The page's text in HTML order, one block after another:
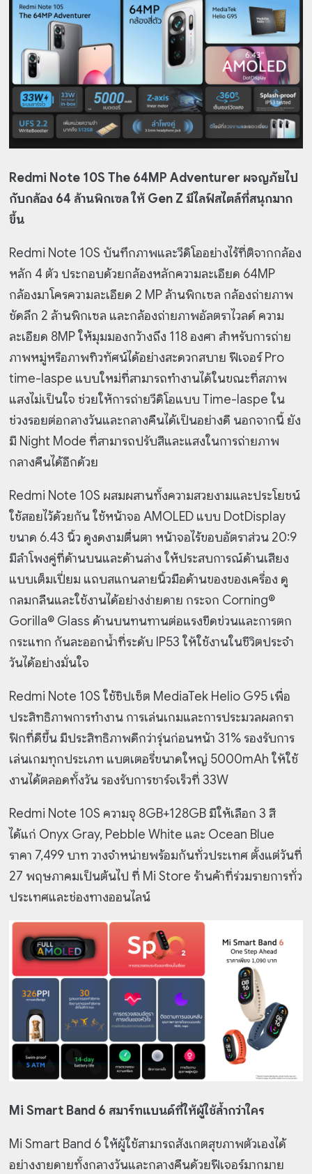
Redmi Note 10S The 64MP Adventurer ผจญภัยไป
กับกล้อง 64 ล้านพิกเซล ให้ Gen Z มีไลฟ์สไตล์ที่สนุกมาก
ขึ้น
Redmi Note 10S บันทึกภาพและวีดิโออย่างไร้ที่ติจากกล้อง
หลัก 4 ตัว ประกอบด้วยกล้องหลักความละเอียด 64MP
กล้องมาโครความละเอียด 2 MP ล้านพิกเซล กล้องถ่ายภาพ
ชัดลึก 2 ล้านพิกเซล และกล้องถ่ายภาพอัลตราไวลด์ ความ
ละเอียด 8MP ให้มุมมองกว้างถึง 118 องศา สำหรับการถ่าย
ภาพหมู่หรือภาพทิวทัศน์ได้อย่างสะดวกสบาย ฟีเจอร์ Pro
time-laspe แบบใหม่ที่สามารถทำงานได้ในขณะที่สภาพ
แสงไม่เป็นใจ ช่วยให้การถ่ายวีดิโอแบบ Time-laspe ใน
ช่วงรอยต่อกลางวันและกลางคืนได้เป็นอย่างดี นอกจากนี้ ยัง
มี Night Mode ที่สามารถปรับสีและแสงในการถ่ายภาพ
กลางคืนได้อีกด้วย
Redmi Note 10S ผสมผสานทั้งความสวยงามและประโยชน์
ใช้สอยไว้ด้วยกัน ใช้หน้าจอ AMOLED แบบ DotDisplay
ขนาด 6.43 นิ้ว ดูงดงามตื่นตา หน้าจอไร้ขอบอัตราส่วน 20:9
มีลำโพงคู่ที่ด้านบนและด้านล่าง ให้ประสบการณ์ด้านเสียง
แบบเต็มเปี่ยม แถบสแกนลายนิ้วมือด้านของของเครื่อง ดู
กลมกลืนและใช้งานได้อย่างง่ายดาย กระจก Corning®
Gorilla® Glass ด้านบนทนทานต่อแรงขีดข่วนและการตก
กระแทก กันละออกน้ำที่ระดับ IP53 ให้ใช้งานในชีวิตประจำ
วันได้อย่างมั่นใจ
Redmi Note 10S ใช้ชิปเซ็ต MediaTek Helio G95 เพื่อ
ประสิทธิภาพการทำงาน การเล่นเกมและการประมวลผลกรา
ฟิกที่ดีขึ้น มีประสิทธิภาพดีกว่ารุ่นก่อนหน้า 31% รองรับการ
เล่นเกมทุกประเภท แบตเตอรี่ขนาดใหญ่ 5000mAh ให้ใช้
งานได้ตลอดทั้งวัน รองรับการชาร์จเร็วที่ 33W
Redmi Note 10S ความจุ 8GB+128GB มีให้เลือก 3 สี
ได้แก่ Onyx Gray, Pebble White และ Ocean Blue
ราคา 7,499 บาท วางจำหน่ายพร้อมกันทั่วประเทศ ตั้งแต่วันที่
27 พฤษภาคมเป็นต้นไป ที่ Mi Store ร้านค้าที่ร่วมรายการทั่ว
ประเทศและช่องทางออนไลน์
Mi Smart Band 6 สมาร์ทแบนด์ที่ให้ผู้ใช้ล้ำกว่าใคร
Mi Smart Band 6 ให้ผู้ใช้สามารถสังเกตสุขภาพตัวเองได้
อย่างงายดายทั้งกลางวันและกลางคืนด้วยฟีเจอร์มากมาย